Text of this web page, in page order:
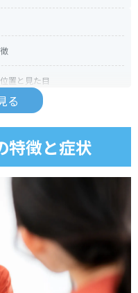
置と見た目
は
ク
る
特徴と症状